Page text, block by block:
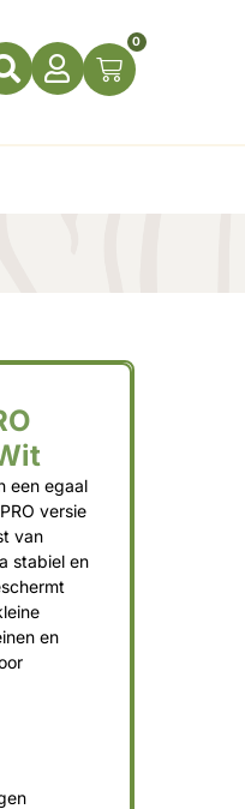
0
een egaal
versie
van
stabiel en
en